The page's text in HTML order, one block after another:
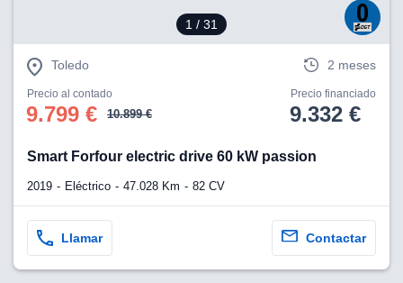
1 / 31
Toledo 2 meses
Precio al contado
9.799 € 10.899 €
Precio financiado
9.332 €
Smart Forfour electric drive 60 kW passion
2019 Eléctrico 47.028 Km 82 CV
Llamar Contactar